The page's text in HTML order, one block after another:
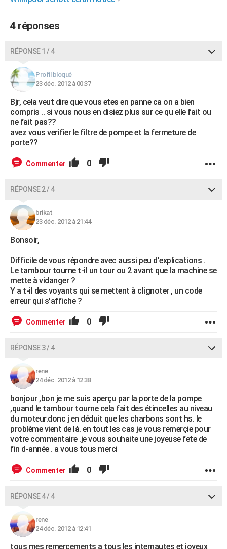
GUIDES D'ACHAT
BONS PLANS
CARTE DE VOEUX
Carte de Noël
Carte Bonne année
Carte Saint-Valentin
Carte Pâques
Carte d'anniversaire
DICTIONNAIRE
Dictionnaire
Biographies
Citations
Expressions
Proverbes
PROGRAMME TV
COPAINS D'AVANT
AVIS DE DÉCÈS
4 réponses
RÉPONSE 1 / 4
Profil bloqué
23 déc. 2012 à 00:37
Bjr, cela veut dire que vous etes en panne ca on a bien
compris .. si vous nous en disiez plus sur ce qu elle fait ou
ne fait pas??
avez vous verifier le filtre de pompe et la fermeture de
porte??
Commenter 0
RÉPONSE 2 / 4
brikat
23 déc. 2012 à 21:44
Bonsoir,
Difficile de vous répondre avec aussi peu d'explications .
Le tambour tourne t-il un tour ou 2 avant que la machine se
mette à vidanger ?
Y a t-il des voyants qui se mettent à clignoter , un code
erreur qui s'affiche ?
Commenter 0
RÉPONSE 3 / 4
rene
24 déc. 2012 à 12:38
bonjour ,bon je me suis aperçu par la porte de la pompe
,quand le tambour tourne cela fait des étincelles au niveau
du moteur.donc j en déduit que les charbons sont hs. le
problème vient de là. en tout les cas je vous remerçie pour
votre commentaire .je vous souhaite une joyeuse fete de
fin d-année . a vous tous merci
Commenter 0
RÉPONSE 4 / 4
rene
24 déc. 2012 à 12:41
tous mes remercements a tous les internautes et joyeux